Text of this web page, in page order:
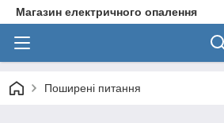
Магазин електричного опалення
Поширені питання